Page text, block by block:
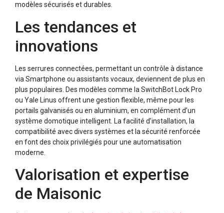
modèles sécurisés et durables.​
Les tendances et
innovations
Les serrures connectées, permettant un contrôle à distance
via Smartphone ou assistants vocaux, deviennent de plus en
plus populaires. Des modèles comme la SwitchBot Lock Pro
ou Yale Linus offrent une gestion flexible, même pour les
portails galvanisés ou en aluminium, en complément d’un
système domotique intelligent. La facilité d’installation, la
compatibilité avec divers systèmes et la sécurité renforcée
en font des choix privilégiés pour une automatisation
moderne.​
Valorisation et expertise
de Maisonic